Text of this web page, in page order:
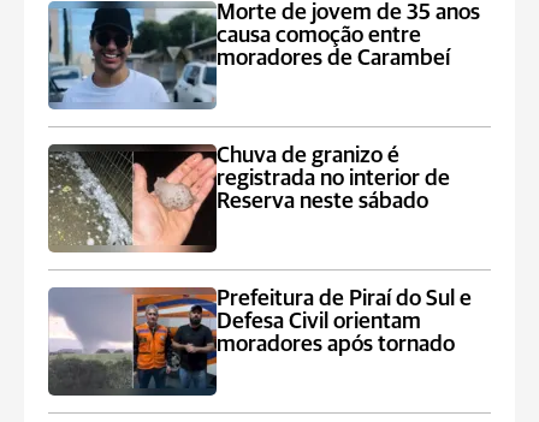
Morte de jovem de 35 anos
causa comoção entre
moradores de Carambeí
Chuva de granizo é
registrada no interior de
Reserva neste sábado
Prefeitura de Piraí do Sul e
Defesa Civil orientam
moradores após tornado